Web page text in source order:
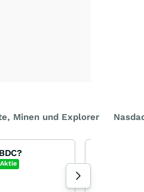
Minen und Explorer
Aktie